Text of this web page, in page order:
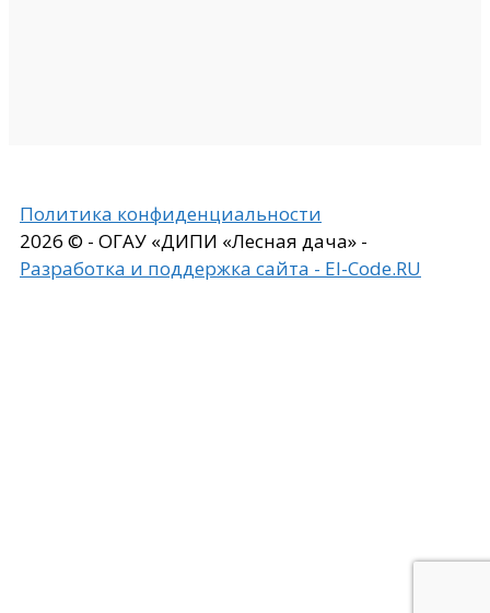
Политика конфиденциальности
2026 © - ОГАУ «ДИПИ «Лесная дача» -
Разработка и поддержка сайта - El-Code.RU